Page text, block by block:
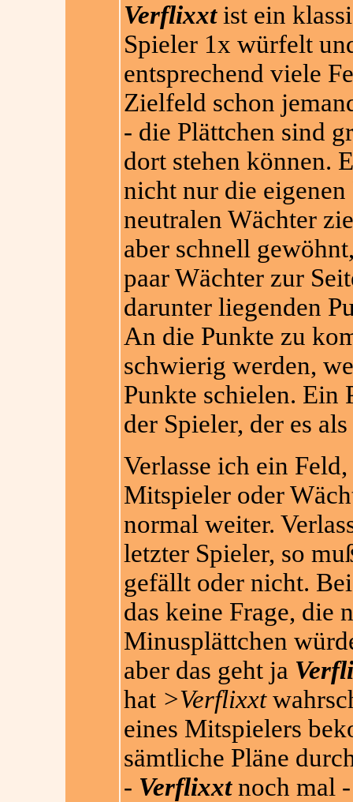
Verflixxtist ein
Spieler 1x würfelt
entsprechend viele
Zielfeld schon
- die Plättchen sind
dort stehen können.
nicht nur die
neutralen Wächter
aber schnell
paar Wächter zur
darunter liegenden
An die Punkte zu
schwierig werden,
Punkte schielen. Ein
der Spieler, der es
Verlasse ich ein
Mitspieler oder
normal weiter.
letzter Spieler, so
gefällt oder nicht.
das keine Frage, die
Minusplättchen
aber das geht ja
hat >Verflixxt
eines Mitspielers
sämtliche Pläne
- Verflixxtnoch mal -